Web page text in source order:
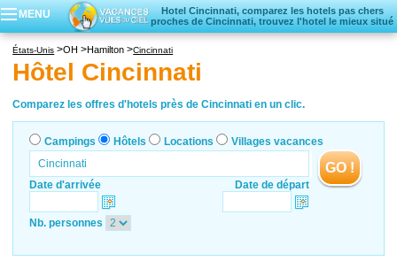
MENU
Hotel Cincinnati, comparez les hotels pas chers
proches de Cincinnati, trouvez l'hotel le mieux situé
Hôtels
Locations vacances
Villages vacances
États-Unis OH Hamilton Cincinnati
Hôtel Cincinnati
Comparez les offres d'hotels près de Cincinnati en un clic.
Campings Hôtels Locations Villages vacances
Date d'arrivée Date de départ
GO !
Nb. personnes